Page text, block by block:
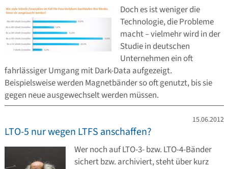
Doch es ist weniger die
Technologie, die Probleme
macht – vielmehr wird in der
Studie in deutschen
Unternehmen ein oft
fahrlässiger Umgang mit Dark-Data aufgezeigt.
Beispielsweise werden Magnetbänder so oft genutzt, bis sie
gegen neue ausgewechselt werden müssen.
15.06.2012
LTO-5 nur wegen LTFS anschaffen?
Wer noch auf LTO-3- bzw. LTO-4-Bänder
sichert bzw. archiviert, steht über kurz